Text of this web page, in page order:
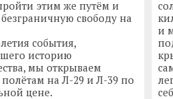
этим же путём и
свободу на
события,
историю
мы открываем
полётам на Л-29 и Л-39 по
цене.
и